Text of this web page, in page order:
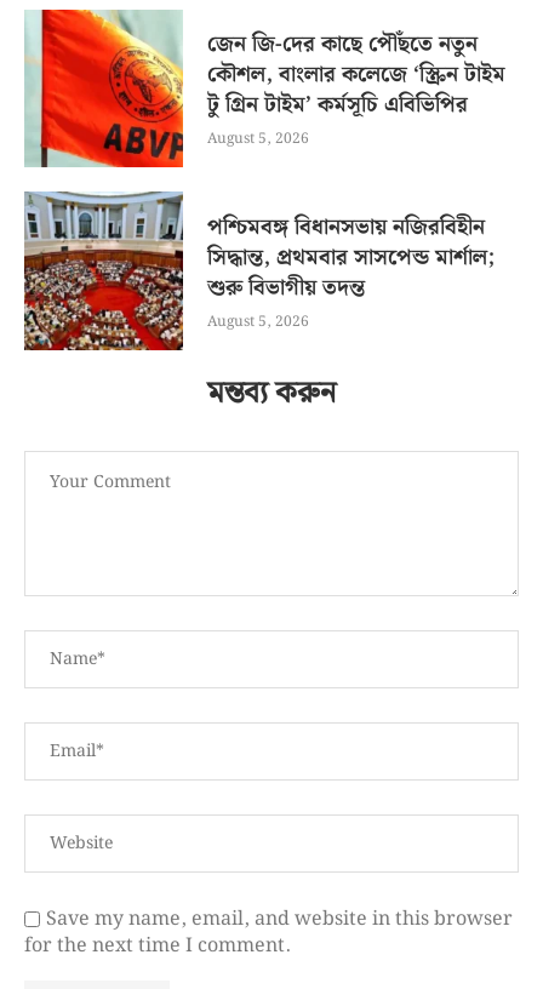
জেন জি-দের কাছে পৌঁছতে নতুন
কৌশল, বাংলার কলেজে ‘স্ক্রিন টাইম
টু গ্রিন টাইম’ কর্মসূচি এবিভিপির
August 5, 2026
পশ্চিমবঙ্গ বিধানসভায় নজিরবিহীন
সিদ্ধান্ত, প্রথমবার সাসপেন্ড মার্শাল;
শুরু বিভাগীয় তদন্ত
August 5, 2026
মন্তব্য করুন
Save my name, email, and website in this browser
for the next time I comment.